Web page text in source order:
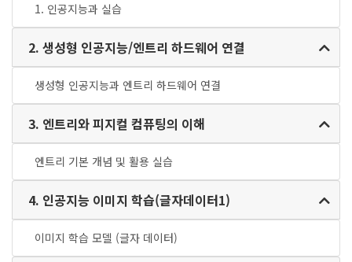
1. 인공지능과 실습
2. 생성형 인공지능/엔트리 하드웨어 연결
생성형 인공지능과 엔트리 하드웨어 연결
3. 엔트리와 피지컬 컴퓨팅의 이해
엔트리 기본 개념 및 활용 실습
4. 인공지능 이미지 학습(글자데이터1)
이미지 학습 모델 (글자 데이터)